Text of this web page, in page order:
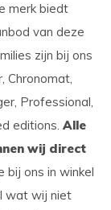
merk biedt
van deze
zijn bij ons
Chronomat,
Professional,
editions. Alle
wij direct
bij ons in winkel
wat wij niet